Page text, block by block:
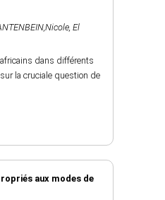
, El
dans différents
la cruciale question de
aux modes de